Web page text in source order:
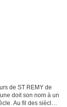
de ST REMY de
doit son nom à un
Au fil des siècles,